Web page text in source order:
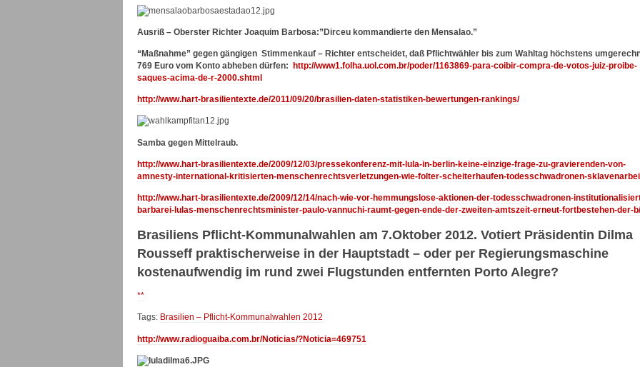
Ausriß – Oberster Richter Joaquim Barbosa:”Dirceu kommandierte den Mensalao.”
“Maßnahme” gegen gängigen Stimmenkauf – Richter entscheidet, daß Pflichtwähler bis zum Wahltag höchstens
769 Euro vom Konto abheben dürfen:
http://www1.folha.uol.com.br/poder/1163869-para-coibir-compra-de-votos-juiz-proibe-
saques-acima-de-r-2000.shtml
http://www.hart-brasilientexte.de/2011/09/20/brasilien-daten-statistiken-bewertungen-rankings/
Samba gegen Mittelraub.
http://www.hart-brasilientexte.de/2009/12/03/pressekonferenz-mit-lula-in-berlin-keine-einzige-frage-zu-gravierenden-von-
amnesty-international-kritisierten-menschenrechtsverletzungen-wie-folter-scheiterhaufen-todesschwadronen-
http://www.hart-brasilientexte.de/2009/12/14/nach-wie-vor-hemmungslose-aktionen-der-todesschwadronen-
barbarei-lulas-menschenrechtsminister-paulo-vannuchi-raumt-gegen-ende-der-zweiten-amtszeit-erneut-fortbestehen-der-b/
Brasiliens Pflicht-Kommunalwahlen am 7.Oktober 2012. Votiert Präsidentin Dilma
Rousseff praktischerweise in der Hauptstadt – oder per Regierungsmaschine
kostenaufwendig im rund zwei Flugstunden entfernten Porto Alegre?
**
Tags: Brasilien – Pflicht-Kommunalwahlen 2012
http://www.radioguaiba.com.br/Noticias/?Noticia=469751